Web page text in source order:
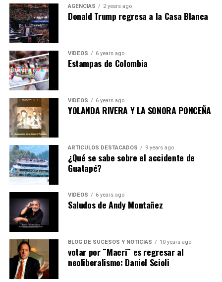
AGENCIAS 2 years ago
Donald Trump regresa a la Casa Blanca
VIDEOS 6 years ago
Estampas de Colombia
VIDEOS 6 years ago
YOLANDA RIVERA Y LA SONORA PONCEÑA
ARTICULOS DESTACADOS 9 years ago
¿Qué se sabe sobre el accidente de
Guatapé?
VIDEOS 6 years ago
Saludos de Andy Montañez
BLOG DE SUCESOS Y NOTICIAS 10 years ago
votar por ¨Macri¨ es regresar al
neoliberalismo: Daniel Scioli